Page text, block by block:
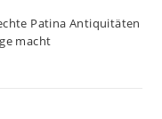
Patina Antiquitäten
macht